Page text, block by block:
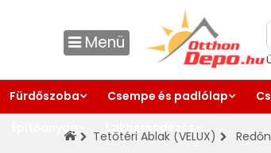
Menü
Fürdőszoba Csempe és padlólap
Építőanyag
Lakberendezés
Tetőtéri Ablak (VELUX)